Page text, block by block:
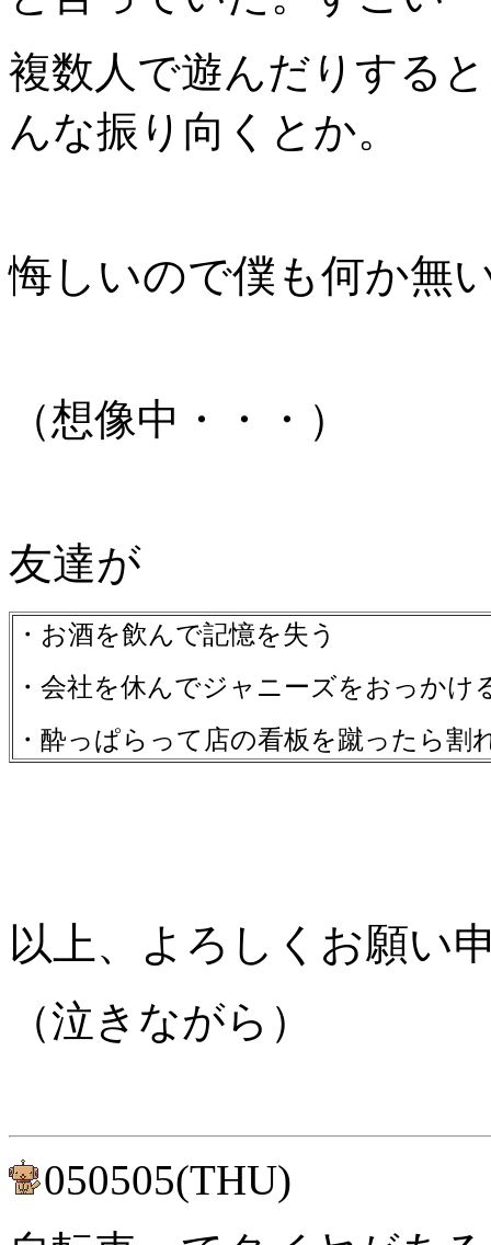
複数人で遊んだりする
んな振り向くとか。
悔しいので僕も何か無
（想像中・・・）
友達が
・お酒を飲んで記憶を失う
・会社を休んでジャニーズをおっかけ
・酔っぱらって店の看板を蹴ったら割
以上、よろしくお願い
（泣きながら）
050505(THU)